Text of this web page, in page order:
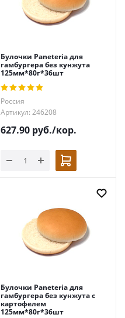
Булочки Paneteria для
гамбургера без кунжута
125мм*80г*36шт
Россия
Артикул: 246208
627.90 руб./кор.
Булочки Paneteria для
гамбургера без кунжута с
картофелем
125мм*80г*36шт